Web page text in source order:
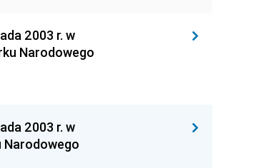
2003 r. w
Narodowego
2003 r. w
Narodowego